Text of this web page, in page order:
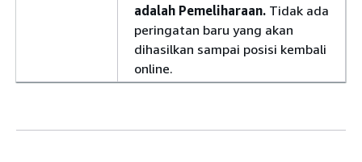
adalah Pemeliharaan. Tidak ada
peringatan baru yang akan
dihasilkan sampai posisi kembali
online.